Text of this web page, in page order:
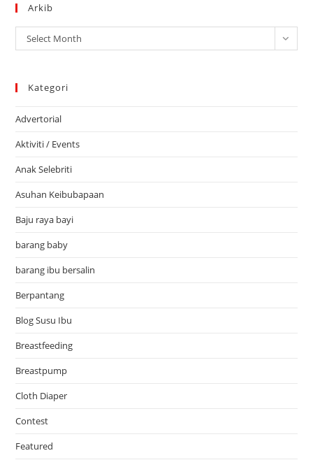
Arkib
Arkib
Select Month
Kategori
Advertorial
Aktiviti / Events
Anak Selebriti
Asuhan Keibubapaan
Baju raya bayi
barang baby
barang ibu bersalin
Berpantang
Blog Susu Ibu
Breastfeeding
Breastpump
Cloth Diaper
Contest
Featured